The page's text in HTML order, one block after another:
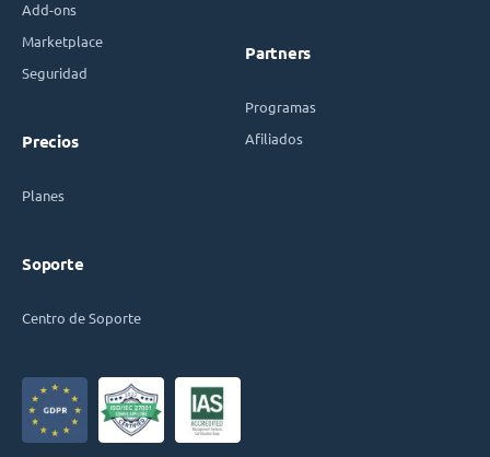
Add-ons
Marketplace
Seguridad
Precios
Planes
Soporte
Centro de Soporte
Partners
Programas
Afiliados